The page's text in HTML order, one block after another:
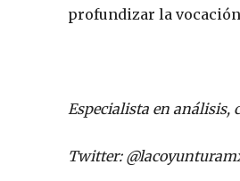
profundizar la
Especialista en
Twitter: